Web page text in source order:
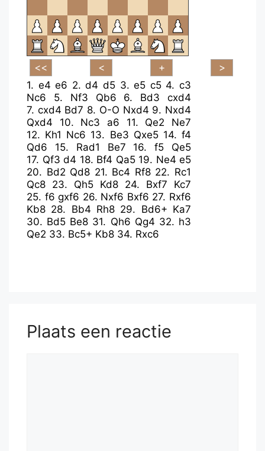
1. e4 e6 2.d4 d5 3.e5 c5 4.c3
Nc6
5. Nf3 Qb6 6. Bd3
cxd4
7. cxd4 Bd7 8. O-O Nxd4 9. Nxd4
Qxd4
10. Nc3 a6 11. Qe2
Ne7
12. Kh1 Nc6 13. Be3 Qxe5 14.f4
Qd6
15. Rad1 Be7 16.f5
Qe5
17. Qf3 d4 18. Bf4 Qa5 19. Ne4 e5
20. Bd2 Qd8 21. Bc4 Rf8 22. Rc1
Qc8 23. Qh5 Kd8 24. Bxf7
Kc7
25. f6 gxf6 26. Nxf6 Bxf6 27. Rxf6
Kb8 28. Bb4 Rh8 29. Bd6+ Ka7
30. Bd5 Be8 31. Qh6 Qg4 32. h3
Qe2 33. Bc5+ Kb8 34. Rxc6
Plaats een reactie